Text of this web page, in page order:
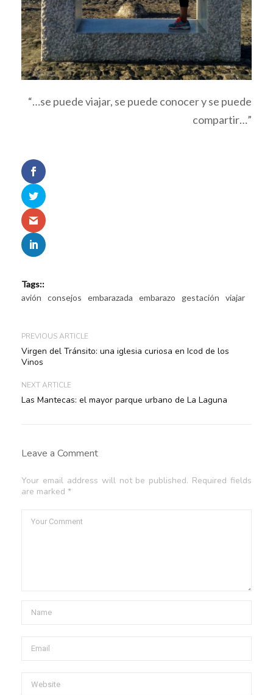
“…se puede viajar, se puede conocer y se puede
compartir…”
Tags::
avión
consejos embarazada embarazo gestación viajar
PREVIOUS ARTICLE
Virgen del Tránsito: una iglesia curiosa en Icod de los
Vinos
NEXT ARTICLE
Las Mantecas: el mayor parque urbano de La Laguna
Leave a Comment
Your email address will not be published. Required fields
are marked *